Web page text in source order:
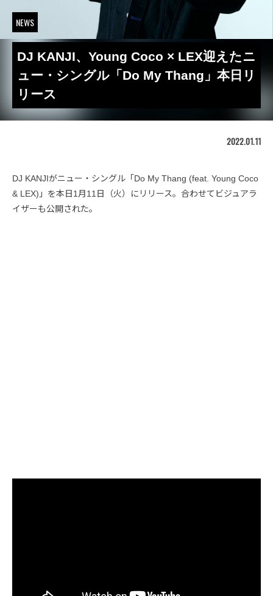
NEWS
DJ KANJI、Young Coco × LEX迎えたニ
ュー・シングル「Do My Thang」本日リ
リース
2022.01.11
DJ KANJIがニュー・シングル「Do My Thang (feat. Young Coco
& LEX)」を本日1月11日（火）にリリース。合わせてビジュアラ
イザーも公開された。